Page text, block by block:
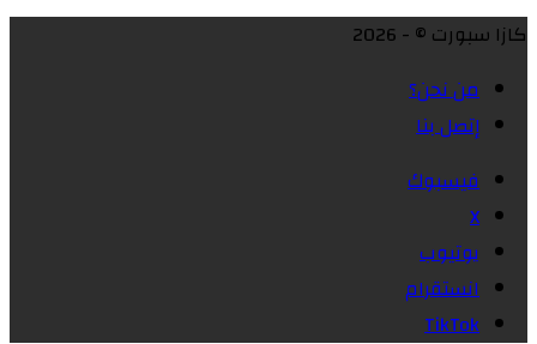
كازا سبورت © - 2026
من نحن؟
إتصل بنا
فيسبوك
X
يوتيوب
انستقرام
‫TikTok